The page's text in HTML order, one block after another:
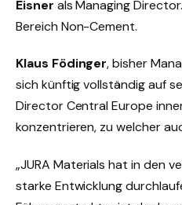
Eisner als Managing
Bereich Non-Cement.
Klaus Födinger, bisher
sich künftig vollständig auf
Director Central Europe
konzentrieren, zu welcher
„JURA Materials hat in den
starke Entwicklung